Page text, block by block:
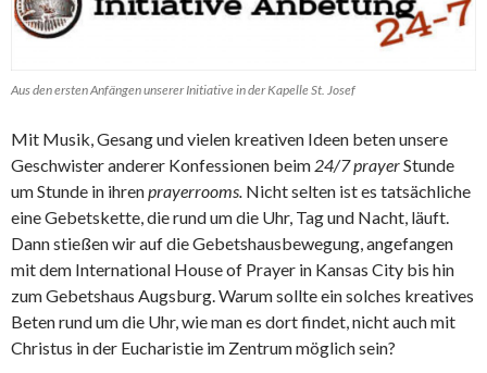
Aus den ersten Anfängen unserer Initiative in der Kapelle St. Josef
Mit Musik, Gesang und vielen kreativen Ideen beten unsere
Geschwister anderer Konfessionen beim 24/7 prayerStunde
um Stunde in ihrenprayerrooms. Nicht selten ist es tatsächliche
eine Gebetskette, die rund um die Uhr, Tag und Nacht, läuft.
Dann stießen wir auf die Gebetshausbewegung, angefangen
mit dem International House of Prayer in Kansas City bis hin
zum Gebetshaus Augsburg. Warum sollte ein solches kreatives
Beten rund um die Uhr, wie man es dort findet, nicht auch mit
Christus in der Eucharistie im Zentrum möglich sein?